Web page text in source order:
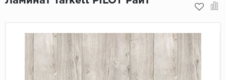
Класс
31 класс
Плитка ПВХ
Линолеум